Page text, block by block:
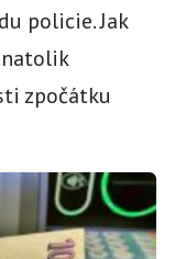
policie. Jak
zpočátku